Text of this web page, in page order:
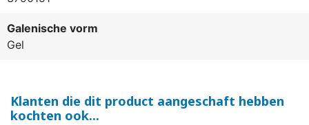
Galenische vorm
Gel
Klanten die dit product aangeschaft hebben
kochten ook...